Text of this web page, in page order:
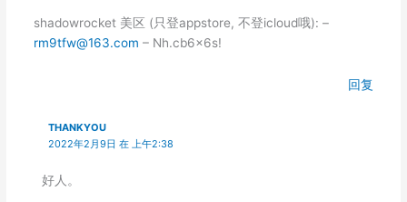
shadowrocket 美区 (只登appstore, 不登icloud哦): –
rm9tfw@163.com – Nh.cb6x6s!
回复
THANKYOU
2022年2月9日 在 上午2:38
好人。